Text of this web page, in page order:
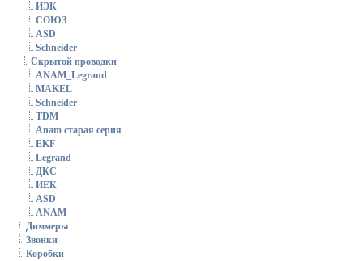
ИЭК
СОЮЗ
ASD
Schneider
Скрытой проводки
ANAM_Legrand
MAKEL
Schneider
TDM
Anam старая серия
EKF
Legrand
ДКС
ИЕК
ASD
ANAM
Диммеры
Звонки
Коробки